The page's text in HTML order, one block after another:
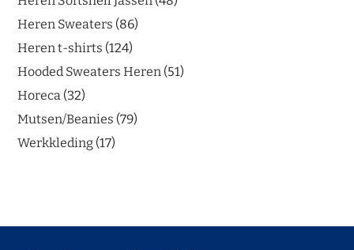
Heren Sweaters 86
Heren t-shirts 124
Hooded Sweaters Heren 51
Horeca 32
Mutsen/Beanies 79
Werkkleding 17